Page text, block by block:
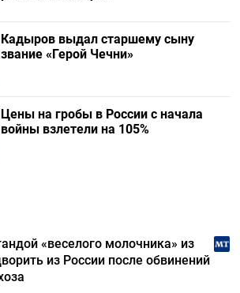
Кадыров выдал старшему сыну
звание «Герой Чечни»
Цены на гробы в России с начала
войны взлетели на 105%